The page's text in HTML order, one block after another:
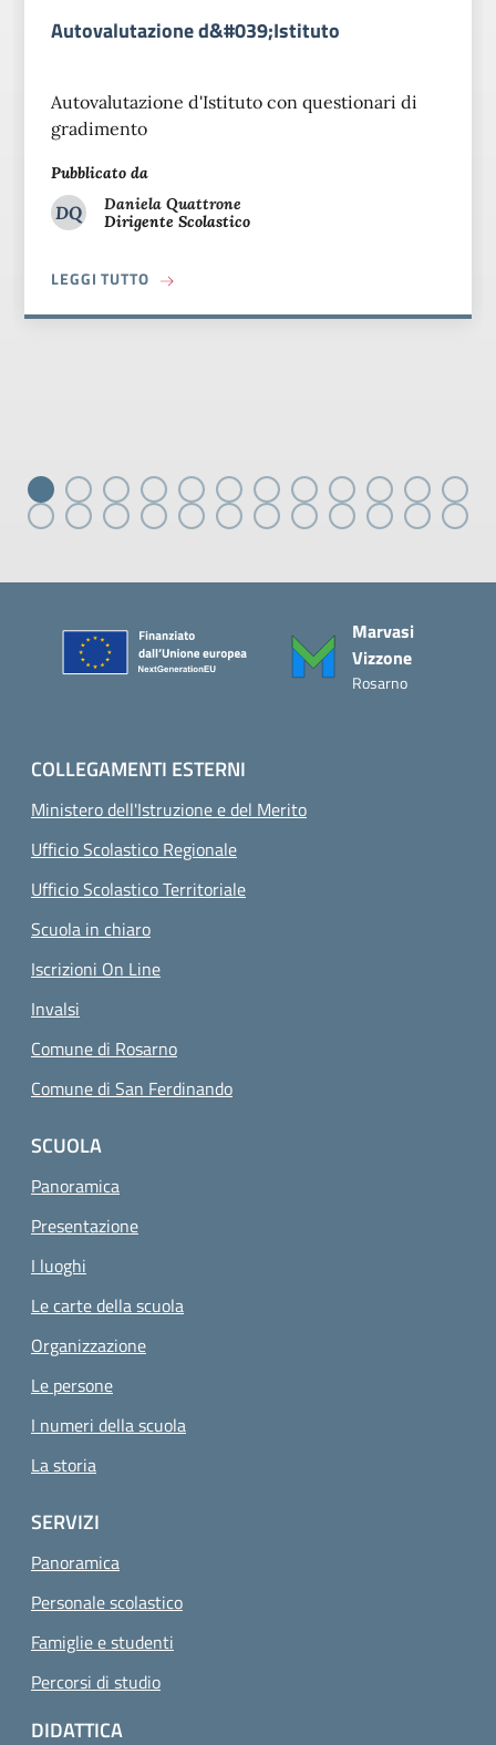
Autovalutazione d&#039;Istituto
Autovalutazione d'Istituto con questionari di
gradimento
Pubblicato da
DQ
Daniela Quattrone
Daniela Quattrone
Dirigente Scolastico
LEGGI TUTTOA PROPOSITO DI AUTOVALUTAZIONE
Marvasi
Vizzone
Rosarno
COLLEGAMENTI ESTERNI
Ministero dell'Istruzione e del Merito
Ufficio Scolastico Regionale
Ufficio Scolastico Territoriale
Scuola in chiaro
Iscrizioni On Line
Invalsi
Comune di Rosarno
Comune di San Ferdinando
SCUOLA
Panoramica
Presentazione
I luoghi
Le carte della scuola
Organizzazione
Le persone
I numeri della scuola
La storia
SERVIZI
Panoramica
Personale scolastico
Famiglie e studenti
Percorsi di studio
DIDATTICA